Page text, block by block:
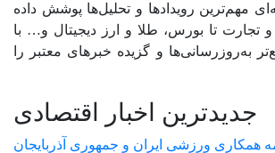
مهم‌ترین رویدادها و تحلیل‌ها پوشش داده
تا بورس، طلا و ارز دیجیتال و… با
به‌روزرسانی‌ها و گزیده خبرهای معتبر را
جدیدترین اخبار اقتصادی
همکاری ورزشی ایران و جمهوری آذربایجان